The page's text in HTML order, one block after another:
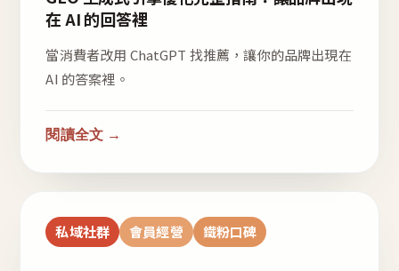
在 AI 的回答裡
當消費者改用 ChatGPT 找推薦，讓你的品牌出現在
AI 的答案裡。
閱讀全文 →
私域社群 會員經營 鐵粉口碑